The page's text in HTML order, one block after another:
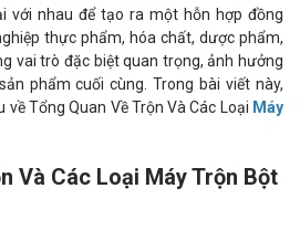
với nhau để tạo ra một hỗn hợp đồng
thực phẩm, hóa chất, dược phẩm,
vai trò đặc biệt quan trọng, ảnh hưởng
phẩm cuối cùng. Trong bài viết này,
về Tổng Quan Về Trộn Và Các Loại Máy
Và Các Loại Máy Trộn Bột